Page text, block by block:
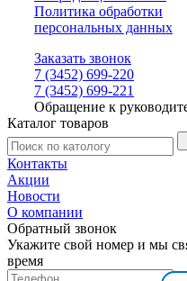
Политика обработки
персональных данных
Заказать звонок
7 (3452) 699-220
7 (3452) 699-221
Обращение к
Каталог товаров
Контакты
Акции
Новости
О компании
Обратный звонок
Укажите свой номер и мы
время